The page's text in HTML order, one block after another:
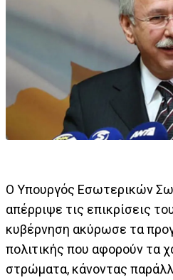
Ο Υπουργός Εσωτερικών
απέρριψε τις επικρίσεις
κυβέρνηση ακύρωσε τα
πολιτικής που αφορούν τα
στρώματα, κάνοντας